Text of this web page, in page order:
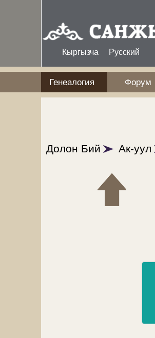
Кыргызча Русский
Генеалогия Форум
Долон Бий Ак-уул